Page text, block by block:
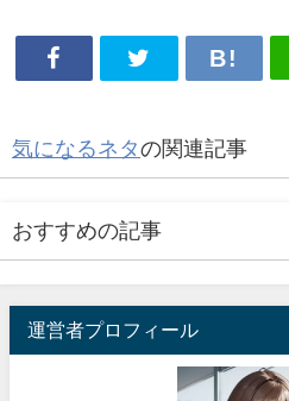
気になるネタの関連記事
おすすめの記事
運営者プロフィール